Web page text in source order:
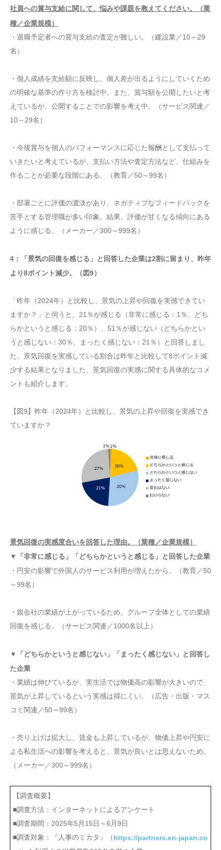
社員への賞与支給に関して、悩みや課題を教えてください。（業
種／企業規模）
・退職予定者への賞与支給の査定が難しい。（建設業／10～29
名）
・個人成績を支給額に反映し、個人差が出るようにしていくため
の明確な基準の作り方を検討中。また、賞与額を公開したいと考
えているが、公開することでの影響を考え中。（サービス関連／
10～29名）
・今後賞与を個人のパフォーマンスに応じた報酬として支払って
いきたいと考えているが、支払い方法や査定方法など、仕組みを
作ることが必要な段階にある。（教育／50～99名）
・部署ごとに評価の濃淡があり、ネガティブなフィードバックを
苦手とする管理職が多い印象。結果、評価が甘くなる傾向にある
ように感じる。（メーカー／300～999名）
4：「景気の回復を感じる」と回答した企業は2割に留まり、昨年
より8ポイント減少。（図9）
「昨年（2024年）と比較し、景気の上昇や回復を実感できてい
ますか？」と伺うと、21％が感じる（非常に感じる：1％、どち
らかというと感じる：20％）、51％が感じない（どちらかとい
うと感じない：30％、まったく感じない：21％）と回答しまし
た。景気回復を実感している割合は昨年と比較して8ポイント減
少する結果となりました。景気回復の実感に関する具体的なコメ
ントも紹介します。
【図9】昨年（2024年）と比較し、景気の上昇や回復を実感でき
ていますか？
景気回復の実感度合いを回答した理由。（業種／企業規模）
▼「非常に感じる」「どちらかというと感じる」と回答した企業
・円安の影響で外国人のサービス利用が増えたから。（教育／50
～99名）
・親会社の業績が上がっているため、グループ全体としての業績
回復を感じる。（サービス関連／1000名以上）
▼「どちらかというと感じない」「まったく感じない」と回答し
た企業
・業績は伸びているが、実生活では物価高の影響が大きいので、
景気が上昇しているという実感は得にくい。（広告・出版・マス
コミ関連／50～99名）
・売り上げは拡大し、賃金も上昇しているが、物価上昇や円安に
よる私生活への影響を考えると、景気が良いとは思えないため。
（メーカー／300～999名）
【調査概要】
■調査方法：インターネットによるアンケート
■調査期間：2025年5月15日～6月9日
■調査対象：『人事のミカタ』（https://partners.en-japan.co